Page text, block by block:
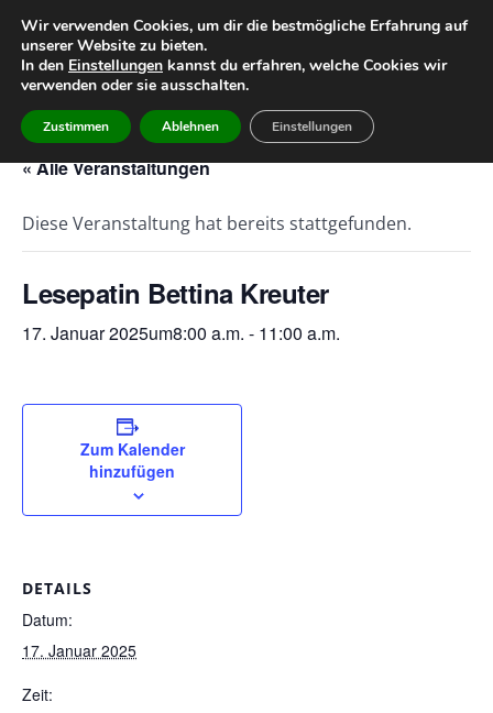
Home Leitbild
Geschichte
« Alle Veranstaltungen
Diese Veranstaltung hat bereits stattgefunden.
Lesepatin Bettina Kreuter
17. Januar 2025um8:00 a.m. - 11:00 a.m.
Zum Kalender
hinzufügen
DETAILS
Datum:
17. Januar 2025
Zeit:
Wir verwenden Cookies, um dir die bestmögliche Erfahrung auf
unserer Website zu bieten.
In den Einstellungen kannst du erfahren, welche Cookies wir
verwenden oder sie ausschalten.
Zustimmen Ablehnen Einstellungen